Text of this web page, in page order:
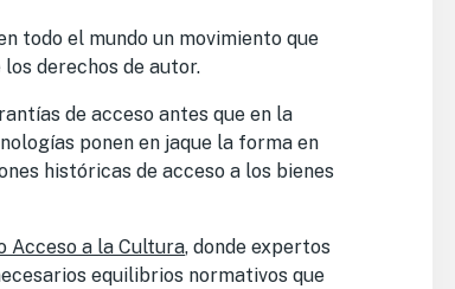
todo el mundo un movimiento que
derechos de autor.
de acceso antes que en la
ponen en jaque la forma en
históricas de acceso a los bienes
Acceso a la Cultura, donde expertos
equilibrios normativos que